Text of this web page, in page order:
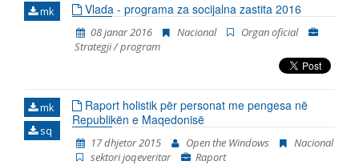
mk Vlada - programa za socijalna zastita 2016
08 janar 2016 Nacional
Organ oficial
Strategji / program
mk
sq
Raport holistik për personat me pengesa në
Republikën e Maqedonisë
17 dhjetor 2015 Open the Windows
Nacional
sektori joqeveritar
Raport